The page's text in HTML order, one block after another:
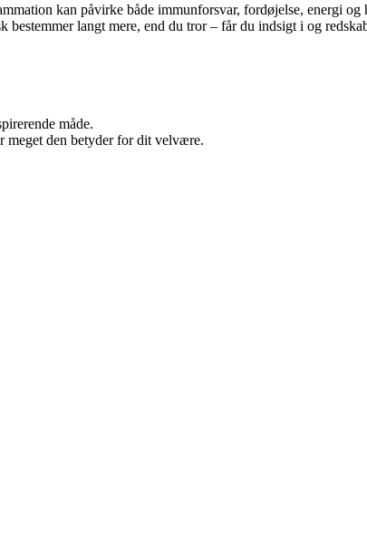
kan påvirke både immunforsvar, fordøjelse, energi og
langt mere, end du tror – får du indsigt i og
måde.
meget den betyder for dit velvære.